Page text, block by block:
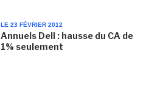
LE 23 FÉVRIER 2012
Annuels Dell : hausse du CA de
1% seulement